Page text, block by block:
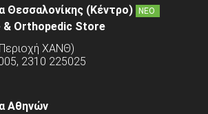
Θεσσαλονίκης (Κέντρο) ΝΕΟ
& Orthopedic Store
ΧΑΝΘ)
2310 225025
Αθηνών